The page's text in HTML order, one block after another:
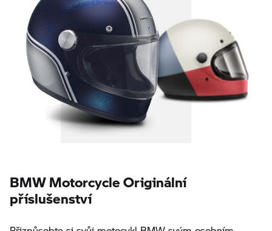
BMW Motorcycle Originální
příslušenství